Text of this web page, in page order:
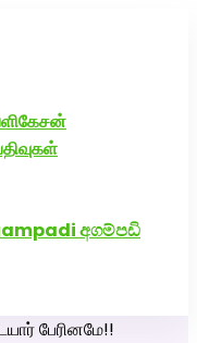
අගම්පඩි
பேரினமே!!